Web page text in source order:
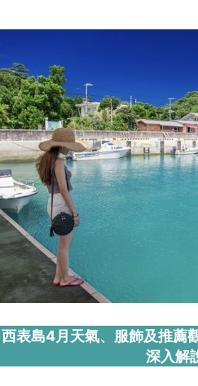
西表島4月天氣、服飾及推薦
深入解